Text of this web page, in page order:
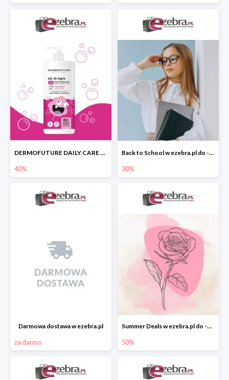
DERMOFUTURE DAILY CARE żel do mycia 3w1 dla dzieci
40%
Back to School w ezebra.pl do -30%
30%
Darmowa dostawa w ezebra.pl
za darmo
Summer Deals w ezebra.pl do -50%
50%